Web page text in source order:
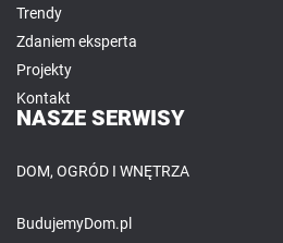
Trendy
Zdaniem eksperta
Projekty
Kontakt
NASZE SERWISY
DOM, OGRÓD I WNĘTRZA
BudujemyDom.pl